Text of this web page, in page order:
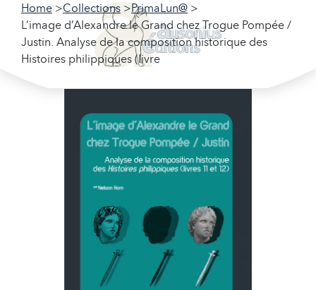
Home Collections
PrimaLun@
L’image d’Alexandre le Grand chez Trogue Pompée /
Justin. Analyse de la composition historique des
Histoires philippiques (livre